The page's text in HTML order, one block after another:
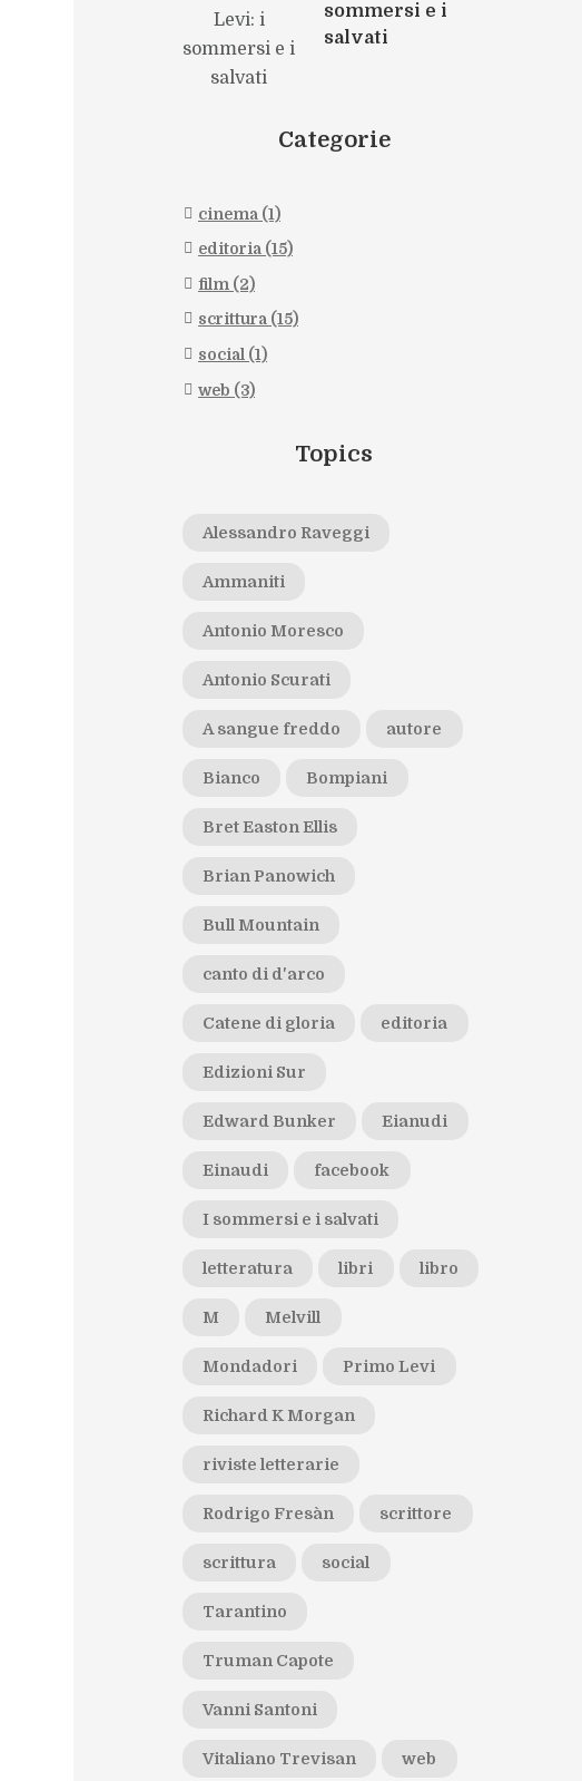
sommersi e i
salvati
Categorie
cinema (1)
editoria (15)
film (2)
scrittura (15)
social (1)
web (3)
Topics
Alessandro Raveggi
Ammaniti
Antonio Moresco
Antonio Scurati
A sangue freddo autore
Bianco Bompiani
Bret Easton Ellis
Brian Panowich
Bull Mountain
canto di d'arco
Catene di gloria editoria
Edizioni Sur
Edward Bunker Eianudi
Einaudi facebook
I sommersi e i salvati
letteratura libri libro
M Melvill
Mondadori Primo Levi
Richard K Morgan
riviste letterarie
Rodrigo Fresàn scrittore
scrittura social
Tarantino
Truman Capote
Vanni Santoni
Vitaliano Trevisan web